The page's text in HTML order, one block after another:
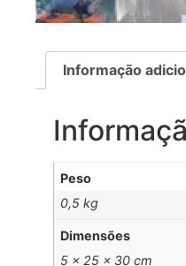
Informação
Peso
0,5 kg
Dimensões
5 × 25 × 30 cm